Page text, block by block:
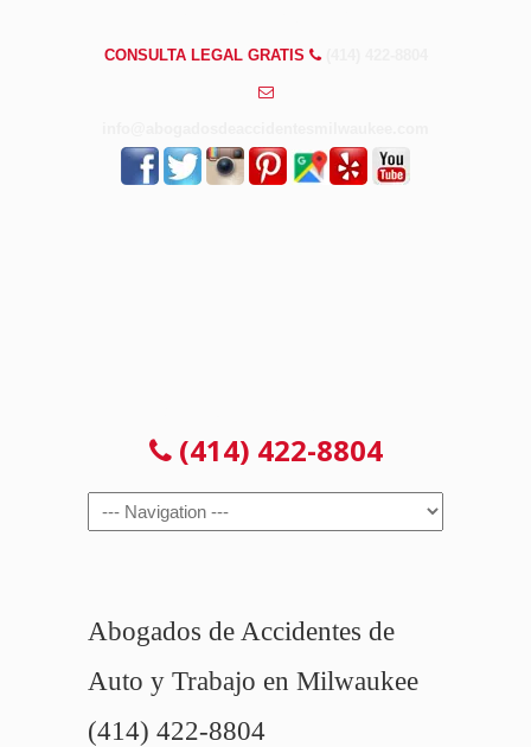
CONSULTA LEGAL GRATIS
(414) 422-8804
Navigation
Abogados de Accidentes de
Auto y Trabajo en Milwaukee
(414) 422-8804